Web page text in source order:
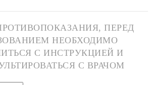
ПЕРЕД
НЕОБХОДИМО
С ИНСТРУКЦИЕЙ И
С ВРАЧОМ